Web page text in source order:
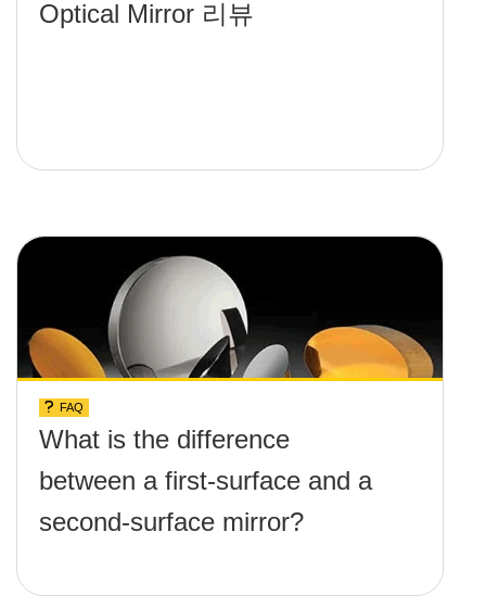
Optical Mirror 리뷰
FAQ
What is the difference
between a first-surface and a
second-surface mirror?